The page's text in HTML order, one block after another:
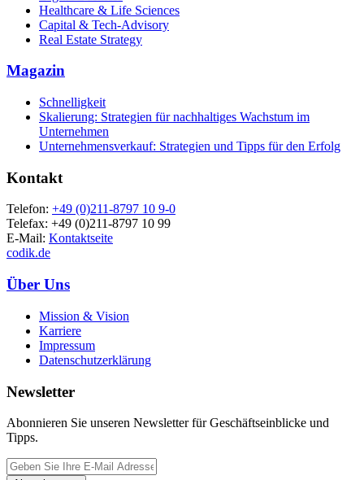
Healthcare & Life Sciences
Capital & Tech-Advisory
Real Estate Strategy
Magazin
Schnelligkeit
Skalierung: Strategien für nachhaltiges Wachstum im
Unternehmen
Unternehmensverkauf: Strategien und Tipps für den Erfolg
Kontakt
Telefon: +49 (0)211-8797 10 9-0
Telefax: +49 (0)211-8797 10 99
E-Mail: Kontaktseite
codik.de
Über Uns
Mission & Vision
Karriere
Impressum
Datenschutzerklärung
Newsletter
Abonnieren Sie unseren Newsletter für Geschäftseinblicke und
Tipps.